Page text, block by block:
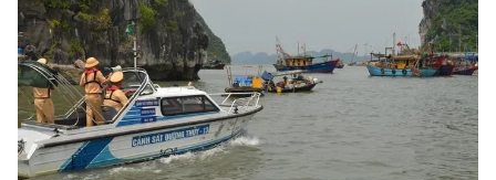
Theo dõi báo trên
Hotline
0906 645 777
Liên hệ quảng cáo
0908 780 404